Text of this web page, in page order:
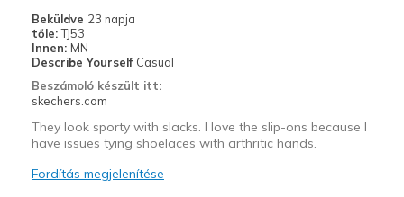
Width
Sizing
Feels true to size
View On Shoes
Shoes are for Wearing
Beküldve 23 napja
tőle: TJ53
Innen: MN
Describe Yourself Casual
Beszámoló készült itt:
skechers.com
They look sporty with slacks. I love the slip-ons because I
have issues tying shoelaces with arthritic hands.
Fordítás megjelenítése